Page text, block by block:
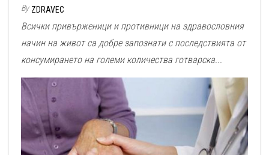
By ZDRAVEC
Всички привърженици и противници на здравословния
начин на живот са добре запознати с последствията от
консумирането на големи количества готварска...